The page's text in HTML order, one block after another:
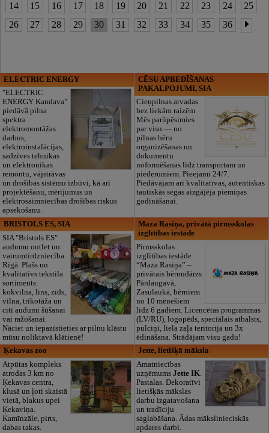
14
15 16 17 18 19 20 21 22 23 24
25
26
27 28 29 30 31 32 33 34 35 36
ELECTRIC ENERGY
"ELECTRIC
ENERGY Kandava"
piedāvā pilna
spektra
elektromontāžas
darbus,
elektroinstalācijas,
sadzīves tehnikas
un elektronikas
remontu, vājstrāvas
un drošības sistēmu izbūvi, kā arī
projektēšanu, mērījumus un
elektrosaimniecības drošības riskus
apsekošanu.
CĒSU APBEDĪŠANAS
PAKALPOJUMI, SIA
Cieņpilnas atvadas
bez liekām raizēm.
Mēs parūpēsimies
par visu — no
pilnas bēru
organizēšanas un
dokumentu
noformēšanas līdz transportam un
piederumiem. Pieejami 24/7.
Piedāvājam arī kvalitatīvas, autentiskas
tautiskās segas aizgājēja piemiņas
godināšanai.
BRISTOLS ES, SIA
SIA "Bristols ES"
audumu outlet un
vairumtirdzniecība
Rīgā. Plašs un
kvalitatīvs tekstila
sortiments:
kokvilna, lins, zīds,
vilna, trikotāža un
citi audumi šūšanai
vai ražošanai.
Nāciet un iepazīstieties ar pilnu klāstu
mūsu noliktavā klātienē!
Maza Rasiņa, privātā pirmsskolas
izglītības iestāde
Pirmsskolas
izglītības iestāde
“Maza Rasiņa” –
privātais bērnudārzs
Pārdaugavā,
Zasulaukā, bērniem
no 10 mēnešiem
līdz 6 gadiem. Licencētas programmas
(LV/RU), logopēds, speciālais atbalsts,
pulciņi, liela zaļa teritorija un 3x
ēdināšana. Strādājam visu gadu!
Ķekavas zoo
Atpūtas kompleks
atrodas 3 km no
Ķekavas centra,
klusā un ļoti skaistā
vietā, blakus upei
Ķekaviņa.
Kamīnzāle, pirts,
dabas takas.
Jette, lietišķā māksla
Amatniecības
uzņēmumsJette IK.
Pastalas. Dekoratīvi
lietišķās mākslas
darbu izgatavošana
un tradīciju
saglabāšana. Ādas mākslinieciskās
apdares darbi.